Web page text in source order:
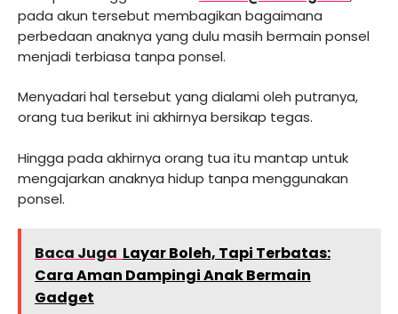
pada akun tersebut membagikan bagaimana
perbedaan anaknya yang dulu masih bermain ponsel
menjadi terbiasa tanpa ponsel.
Menyadari hal tersebut yang dialami oleh putranya,
orang tua berikut ini akhirnya bersikap tegas.
Hingga pada akhirnya orang tua itu mantap untuk
mengajarkan anaknya hidup tanpa menggunakan
ponsel.
Baca Juga Layar Boleh, Tapi Terbatas:
Cara Aman Dampingi Anak Bermain
Gadget